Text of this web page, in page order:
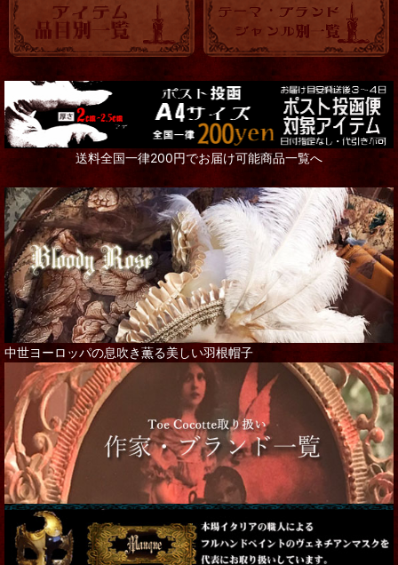
送料全国一律200円でお届け可能商品一覧へ
中世ヨーロッパの息吹き薫る美しい羽根帽子